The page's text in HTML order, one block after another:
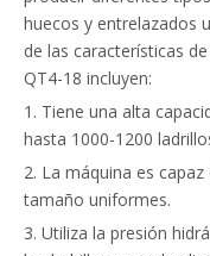
huecos y entrelazados
de las características
QT4-18 incluyen:
1. Tiene una alta
hasta 1000-1200
2. La máquina es
tamaño uniformes.
3. Utiliza la presión